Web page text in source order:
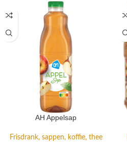
AH Appelsap
Frisdrank, sappen, koffie, thee